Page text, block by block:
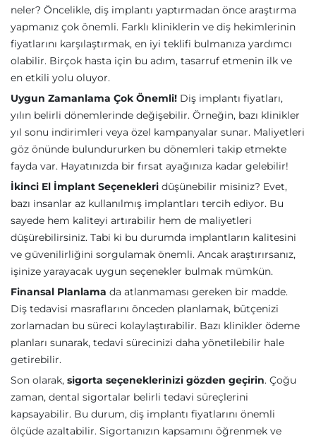
neler? Öncelikle, diş implantı yaptırmadan önce araştırma
yapmanız çok önemli. Farklı kliniklerin ve diş hekimlerinin
fiyatlarını karşılaştırmak, en iyi teklifi bulmanıza yardımcı
olabilir. Birçok hasta için bu adım, tasarruf etmenin ilk ve
en etkili yolu oluyor.
Uygun Zamanlama Çok Önemli! Diş implantı fiyatları,
yılın belirli dönemlerinde değişebilir. Örneğin, bazı klinikler
yıl sonu indirimleri veya özel kampanyalar sunar. Maliyetleri
göz önünde bulundururken bu dönemleri takip etmekte
fayda var. Hayatınızda bir fırsat ayağınıza kadar gelebilir!
İkinci El İmplant Seçenekleri düşünebilir misiniz? Evet,
bazı insanlar az kullanılmış implantları tercih ediyor. Bu
sayede hem kaliteyi artırabilir hem de maliyetleri
düşürebilirsiniz. Tabi ki bu durumda implantların kalitesini
ve güvenilirliğini sorgulamak önemli. Ancak araştırırsanız,
işinize yarayacak uygun seçenekler bulmak mümkün.
Finansal Planlama da atlanmaması gereken bir madde.
Diş tedavisi masraflarını önceden planlamak, bütçenizi
zorlamadan bu süreci kolaylaştırabilir. Bazı klinikler ödeme
planları sunarak, tedavi sürecinizi daha yönetilebilir hale
getirebilir.
Son olarak, sigorta seçeneklerinizi gözden geçirin. Çoğu
zaman, dental sigortalar belirli tedavi süreçlerini
kapsayabilir. Bu durum, diş implantı fiyatlarını önemli
ölçüde azaltabilir. Sigortanızın kapsamını öğrenmek ve